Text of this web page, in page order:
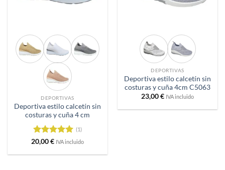
DEPORTIVAS
Deportiva estilo calcetín sin
costuras y cuña 4 cm
Valorado
(1)
20,00€ IVA incluido
DEPORTIVAS
Deportiva estilo calcetín sin
costuras y cuña 4cm C5063
23,00€ IVA incluido